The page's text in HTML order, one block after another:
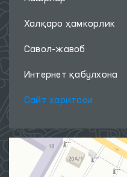
Халқаро ҳамкорлик
Савол-жавоб
Интернет қабулхона
Сайт харитаси